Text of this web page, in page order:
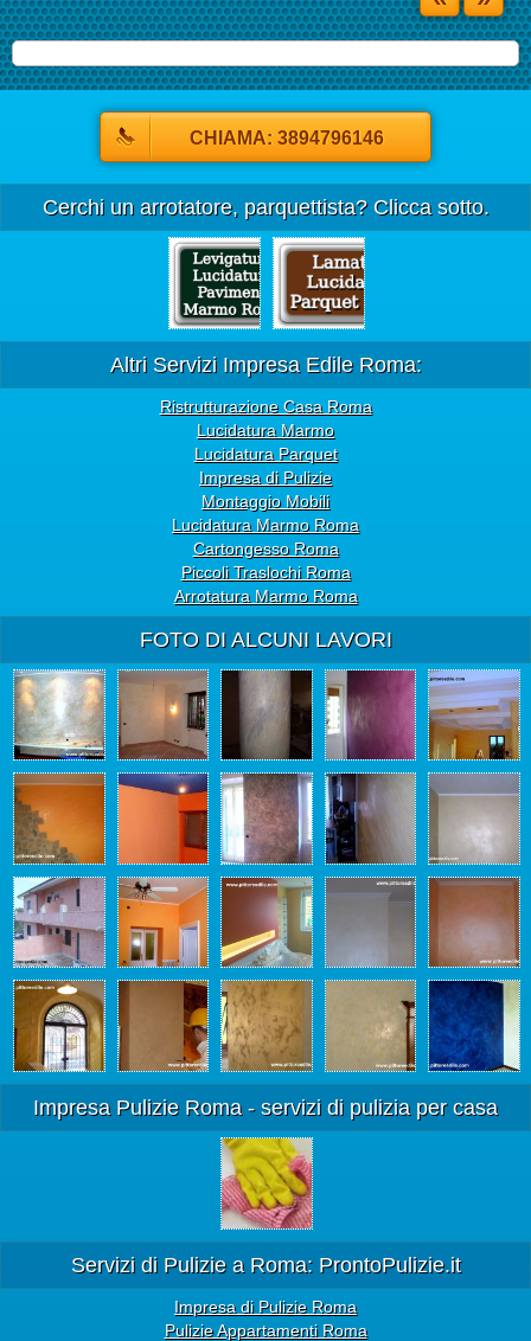
CHIAMA: 3894796146
Cerchi un arrotatore, parquettista? Clicca sotto.
Altri Servizi Impresa Edile Roma:
Ristrutturazione Casa Roma
Lucidatura Marmo
Lucidatura Parquet
Impresa di Pulizie
Montaggio Mobili
Lucidatura Marmo Roma
Cartongesso Roma
Piccoli Traslochi Roma
Arrotatura Marmo Roma
FOTO DI ALCUNI LAVORI
Impresa Pulizie Roma - servizi di pulizia per casa
Servizi di Pulizie a Roma: ProntoPulizie.it
Impresa di Pulizie Roma
Pulizie Appartamenti Roma